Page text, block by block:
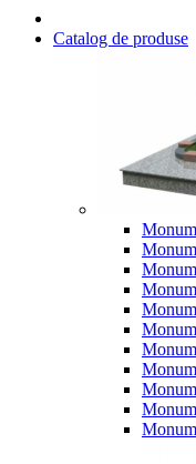
Catalog de produse